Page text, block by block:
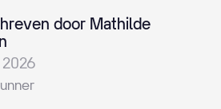
door Mathilde